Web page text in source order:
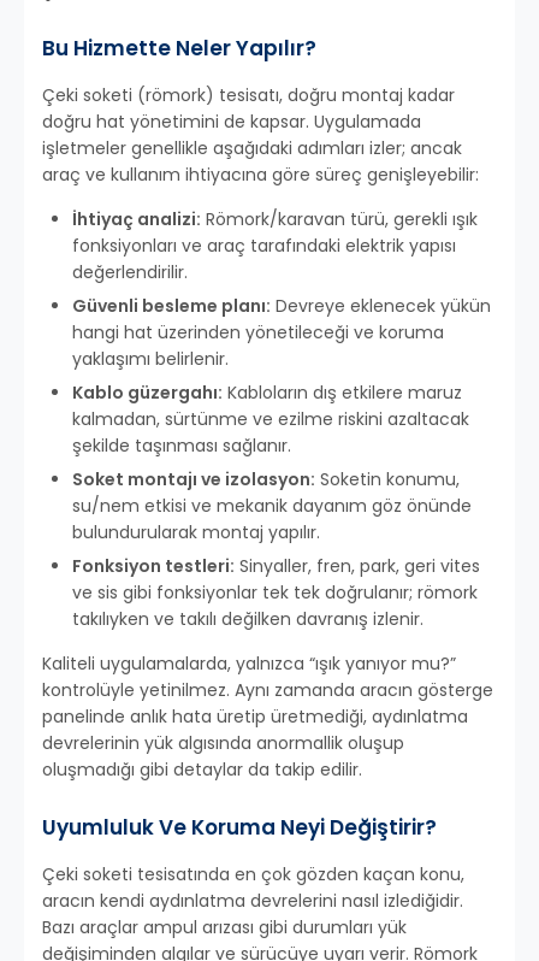
Bu Hizmette Neler Yapılır?
Çeki soketi (römork) tesisatı, doğru montaj kadar
doğru hat yönetimini de kapsar. Uygulamada
işletmeler genellikle aşağıdaki adımları izler; ancak
araç ve kullanım ihtiyacına göre süreç genişleyebilir:
İhtiyaç analizi: Römork/karavan türü, gerekli ışık
fonksiyonları ve araç tarafındaki elektrik yapısı
değerlendirilir.
Güvenli besleme planı: Devreye eklenecek yükün
hangi hat üzerinden yönetileceği ve koruma
yaklaşımı belirlenir.
Kablo güzergahı: Kabloların dış etkilere maruz
kalmadan, sürtünme ve ezilme riskini azaltacak
şekilde taşınması sağlanır.
Soket montajı ve izolasyon: Soketin konumu,
su/nem etkisi ve mekanik dayanım göz önünde
bulundurularak montaj yapılır.
Fonksiyon testleri: Sinyaller, fren, park, geri vites
ve sis gibi fonksiyonlar tek tek doğrulanır; römork
takılıyken ve takılı değilken davranış izlenir.
Kaliteli uygulamalarda, yalnızca “ışık yanıyor mu?”
kontrolüyle yetinilmez. Aynı zamanda aracın gösterge
panelinde anlık hata üretip üretmediği, aydınlatma
devrelerinin yük algısında anormallik oluşup
oluşmadığı gibi detaylar da takip edilir.
Uyumluluk Ve Koruma Neyi Değiştirir?
Çeki soketi tesisatında en çok gözden kaçan konu,
aracın kendi aydınlatma devrelerini nasıl izlediğidir.
Bazı araçlar ampul arızası gibi durumları yük
değişiminden algılar ve sürücüye uyarı verir. Römork